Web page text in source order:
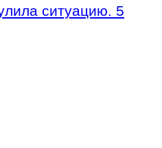
ситуацию. 5